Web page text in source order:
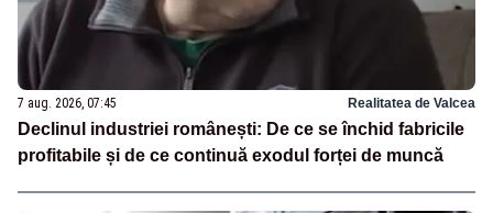
7 aug. 2026, 07:45 Realitatea de Valcea
Declinul industriei românești: De ce se închid fabricile
profitabile și de ce continuă exodul forței de muncă